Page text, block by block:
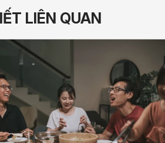
LIÊN QUAN